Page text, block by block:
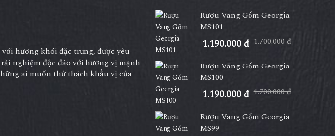
hương khói đặc trưng, được yêu
nghiệm độc đáo với hương vị mạnh
ai muốn thử thách khẩu vị của
Rượu Vang Gốm Georgia
MS101
1.190.000 đ 1.700.000 đ
Rượu Vang Gốm Georgia
MS100
1.190.000 đ 1.700.000 đ
Rượu Vang Gốm Georgia
MS99